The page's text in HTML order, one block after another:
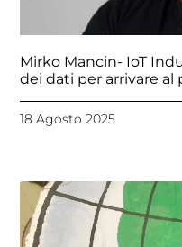
Mirko Mancin- IoT
dei dati per arrivare al
18 Agosto 2025